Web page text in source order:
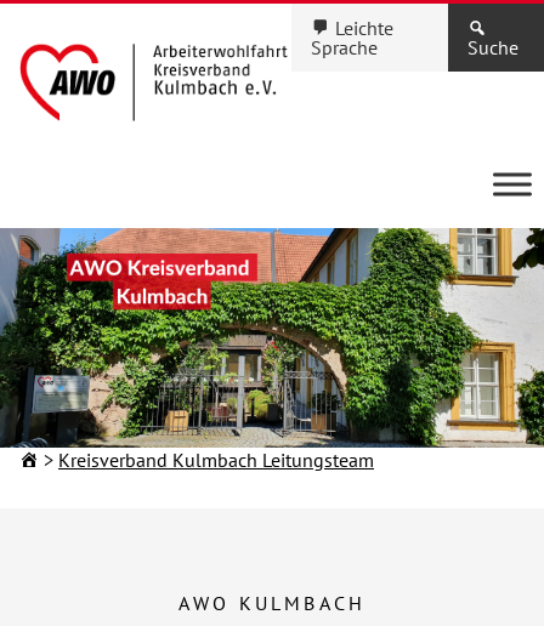
Leichte
Sprache
Suche
Kreisverband Kulmbach Leitungsteam
AWO KULMBACH